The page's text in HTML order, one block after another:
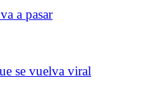
a pasar
se vuelva viral